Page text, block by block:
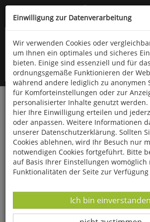
Kompletten Head der Seite
oder (06766) 9323-960
Startseite Haushalt & Garten
Küche
Bücher zum Thema Kochen
Heißluftfritteuse
Einwilligung zur Datenverarbeitung
Wir verwenden Cookies oder
um Ihnen ein optimales und sicheres
bieten. Einige sind essenziell und für das
ordnungsgemäße Funktionieren der
während andere lediglich zu anonymen
für Komforteinstellungen oder zur
personalisierter Inhalte genutzt werden.
hier Ihre Einwilligung erteilen und
oder anpassen. Weitere Informationen
unserer Datenschutzerklärung. Sollten
Cookies ablehnen, wird Ihr Besuch nur
notwendigen Cookies fortgeführt. Bitte
auf Basis Ihrer Einstellungen
Funktionalitäten der Seite zur
Datenverarbeitung -
Ich bin einverstanden